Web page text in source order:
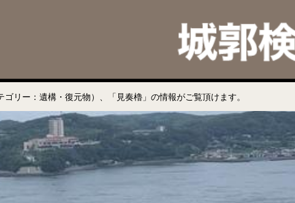
リー：遺構・復元物）、「見奏櫓」の情報がご覧頂けます。